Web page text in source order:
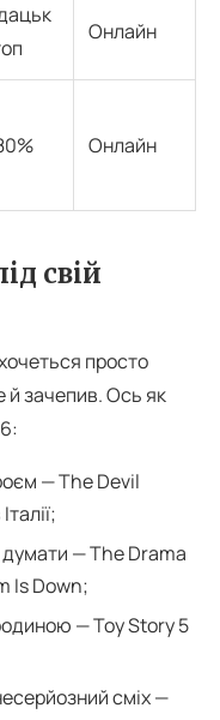
Онлайн
Онлайн
свій
просто
й зачепив. Ось як
— The Devil
думати — The Drama
Is Down;
— Toy Story 5
сміх —